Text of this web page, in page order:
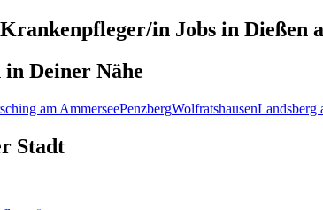
in Jobs in Dießen
in Deiner Nähe
am AmmerseePenzbergWolfratshausenLandsberg
Stadt